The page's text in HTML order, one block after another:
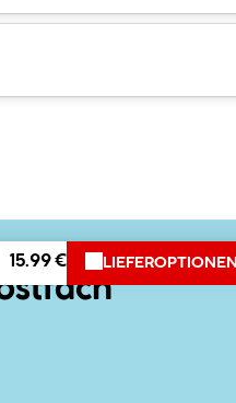
15.99 € LIEFEROPTIONEN